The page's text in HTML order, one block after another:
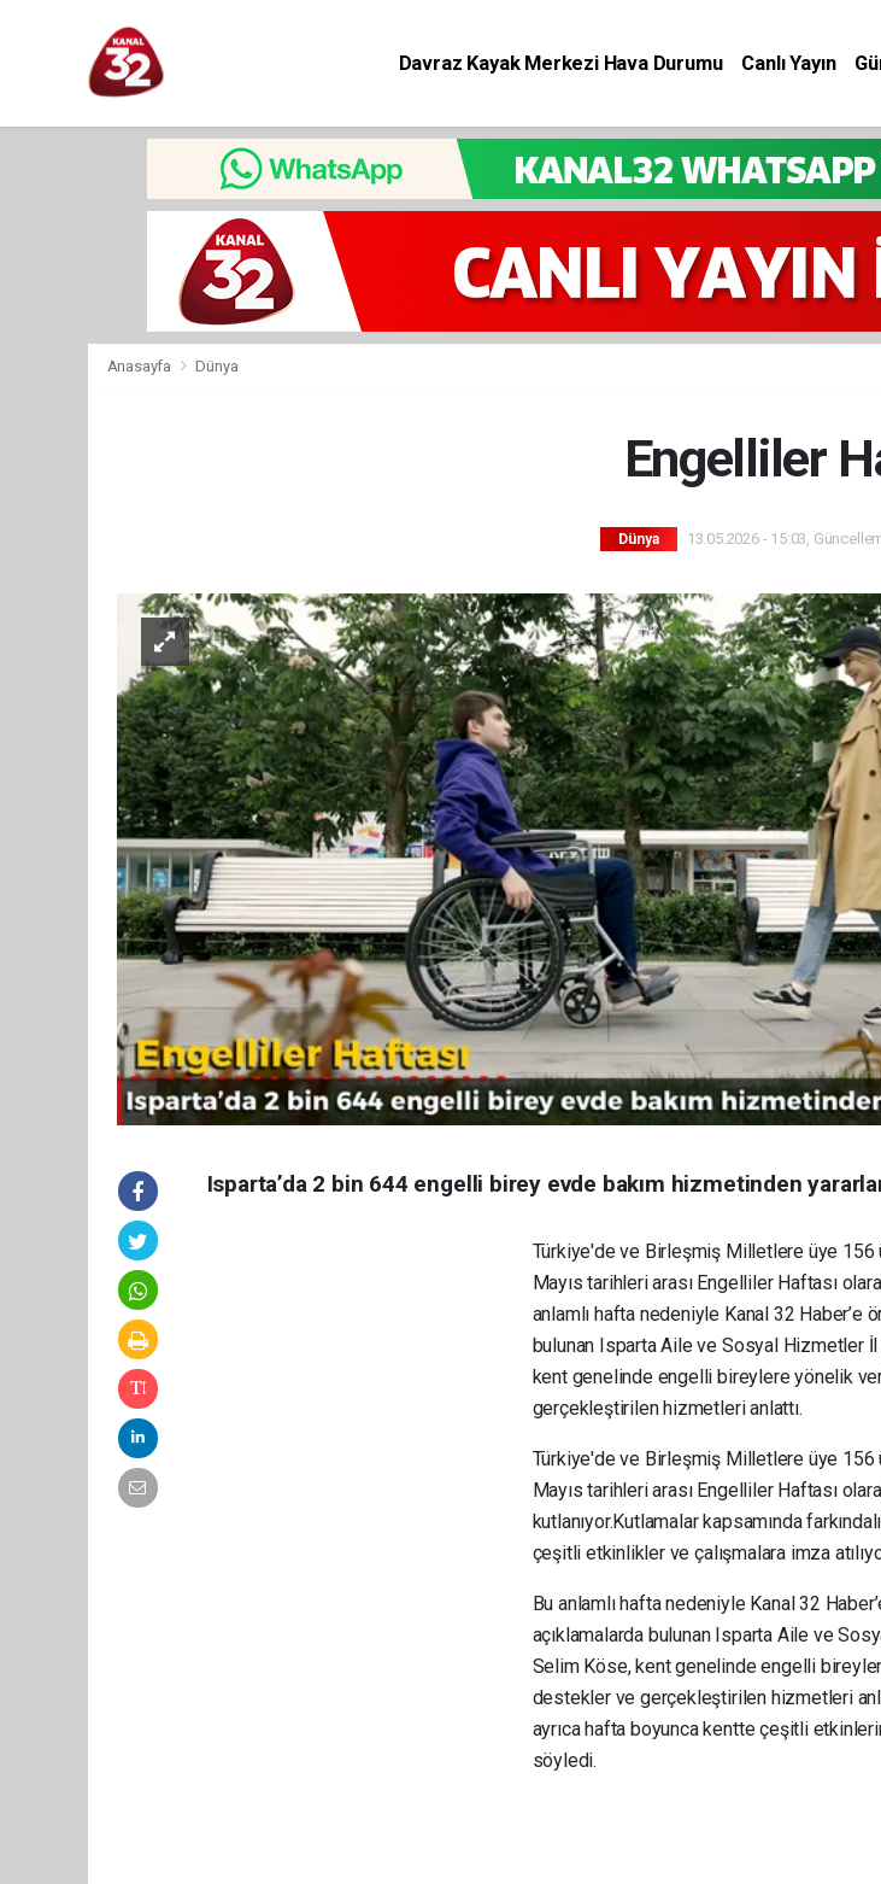
Davraz Kayak Merkezi Hava Durumu Canlı Yayın
Anasayfa Dünya
Engelliler
Dünya 13.05.2026 - 15:03,
Isparta’da 2 bin 644 engelli birey evde bakım hizmetinden
Türkiye'de ve Birleşmiş Milletlere üye 156
Mayıs tarihleri arası Engelliler Haftası
anlamlı hafta nedeniyle Kanal 32 Haber’e
bulunan Isparta Aile ve Sosyal Hizmetler
kent genelinde engelli bireylere yönelik
gerçekleştirilen hizmetleri anlattı.
Türkiye'de ve Birleşmiş Milletlere üye 156
Mayıs tarihleri arası Engelliler Haftası
kutlanıyor.Kutlamalar kapsamında
çeşitli etkinlikler ve çalışmalara imza
Bu anlamlı hafta nedeniyle Kanal 32
açıklamalarda bulunan Isparta Aile ve
Selim Köse, kent genelinde engelli
destekler ve gerçekleştirilen hizmetleri
ayrıca hafta boyunca kentte çeşitli
söyledi.